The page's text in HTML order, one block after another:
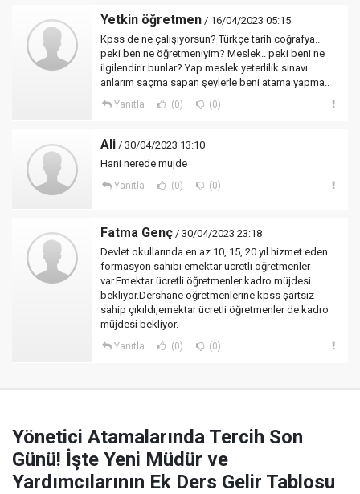
Yetkin öğretmen / 16/04/2023 05:15
Kpss de ne çalışıyorsun? Türkçe tarih coğrafya..
peki ben ne öğretmeniyim? Meslek.. peki beni ne
ilgilendirir bunlar? Yap meslek yeterlilik sınavı
anlarım saçma sapan şeylerle beni atama yapma..
Yanıtla (0) (0)
Ali / 30/04/2023 13:10
Hani nerede mujde
Yanıtla (0) (0)
Fatma Genç / 30/04/2023 23:18
Devlet okullarında en az 10, 15, 20 yıl hizmet eden
formasyon sahibi emektar ücretli öğretmenler
var.Emektar ücretli öğretmenler kadro müjdesi
bekliyor.Dershane öğretmenlerine kpss şartsız
sahip çıkıldı,emektar ücretli öğretmenler de kadro
müjdesi bekliyor.
Yanıtla (0) (0)
Yönetici Atamalarında Tercih Son
Günü! İşte Yeni Müdür ve
Yardımcılarının Ek Ders Gelir Tablosu